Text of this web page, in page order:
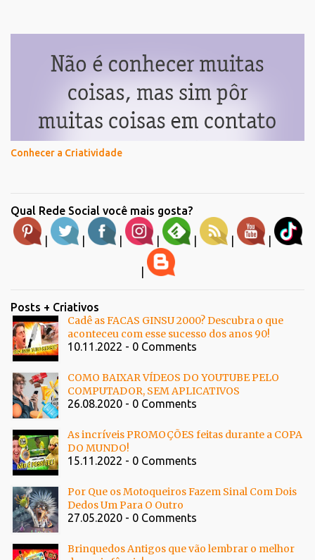
Conhecer a Criatividade
Qual Rede Social você mais gosta?
| | | | | | |
Posts + Criativos
Cadê as FACAS GINSU 2000? Descubra o que
aconteceu com esse sucesso dos anos 90!
10.11.2022 - 0 Comments
COMO BAIXAR VÍDEOS DO YOUTUBE PELO
COMPUTADOR, SEM APLICATIVOS
26.08.2020 - 0 Comments
As incríveis PROMOÇÕES feitas durante a COPA
DO MUNDO!
15.11.2022 - 0 Comments
Por Que os Motoqueiros Fazem Sinal Com Dois
Dedos Um Para O Outro
27.05.2020 - 0 Comments
Brinquedos Antigos que vão lembrar o melhor